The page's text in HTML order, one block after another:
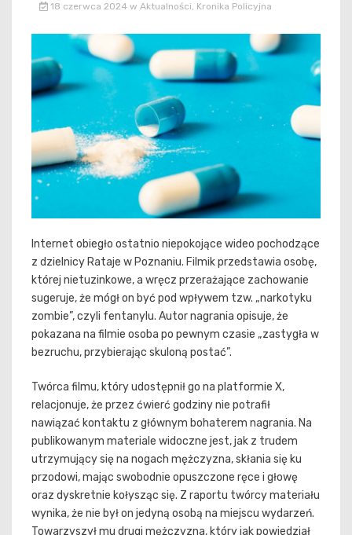
18 czerwca 2024 w Aktualności, Kronika Policyjna
Internet obiegło ostatnio niepokojące wideo pochodzące
z dzielnicy Rataje w Poznaniu. Filmik przedstawia osobę,
której nietuzinkowe, a wręcz przerażające zachowanie
sugeruje, że mógł on być pod wpływem tzw. „narkotyku
zombie”, czyli fentanylu. Autor nagrania opisuje, że
pokazana na filmie osoba po pewnym czasie „zastygła w
bezruchu, przybierając skuloną postać”.
Twórca filmu, który udostępnił go na platformie X,
relacjonuje, że przez ćwierć godziny nie potrafił
nawiązać kontaktu z głównym bohaterem nagrania. Na
publikowanym materiale widoczne jest, jak z trudem
utrzymujący się na nogach mężczyzna, skłania się ku
przodowi, mając swobodnie opuszczone ręce i głowę
oraz dyskretnie kołysząc się. Z raportu twórcy materiału
wynika, że nie był on jedyną osobą na miejscu wydarzeń.
Towarzyszył mu drugi mężczyzna, który jak powiedział